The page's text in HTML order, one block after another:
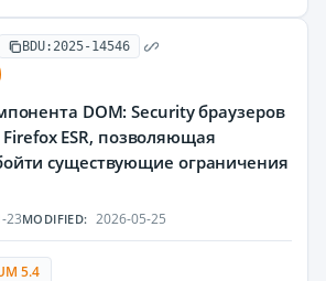
BDU:2025-14546
DOM: Security браузеров
ESR, позволяющая
существующие ограничения
23MODIFIED: 2026-05-25
5.4